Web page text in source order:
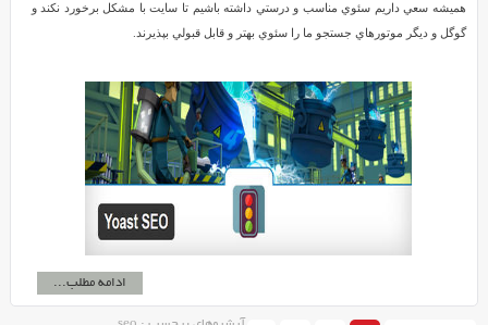
هميشه سعي داريم سئوي مناسب و درستي داشته باشيم تا سايت با مشکل برخورد نکند و
گوگل و ديگر موتورهاي جستجو ما را سئوي بهتر و قابل قبولي بپذيرند.
ادامه مطلب...